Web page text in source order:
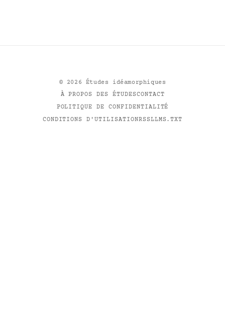
© 2026 Études idéamorphiques
À PROPOS DES ÉTUDESCONTACT
POLITIQUE DE CONFIDENTIALITÉ
CONDITIONS D'UTILISATIONRSSLLMS.TXT